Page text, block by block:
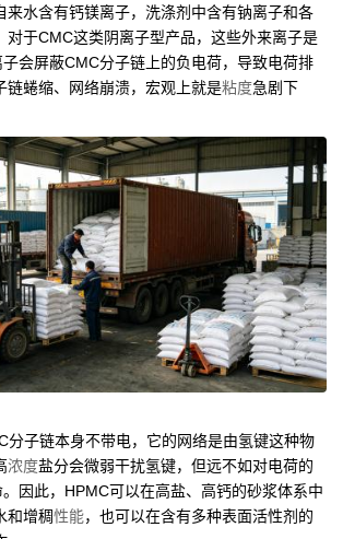
来水含有钙镁离子，洗涤剂中含有钠离子和各
对于CMC这类阴离子型产品，这些外来离子是
子会屏蔽CMC分子链上的负电荷，导致电荷排
链蜷缩、网络崩溃，宏观上就是粘度急剧下
子链本身不带电，它的网络是由氢键这种物
浓度盐分会微弱干扰氢键，但远不如对电荷的
。因此，HPMC可以在高盐、高钙的砂浆体系中
和增稠性能，也可以在含有多种表面活性剂的